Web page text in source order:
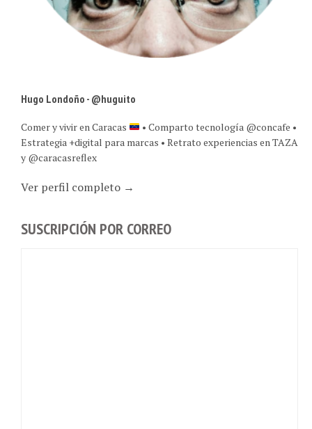
Hugo Londoño - @huguito
Comer y vivir en Caracas
• Comparto tecnología @concafe •
Estrategia +digital para marcas • Retrato experiencias en TAZA
y @caracasreflex
Ver perfil completo →
SUSCRIPCIÓN POR CORREO